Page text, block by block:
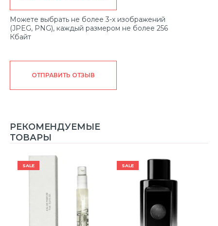
Можете выбрать не более 3-х изображений
(JPEG, PNG), каждый размером не более 256
Кбайт
ОТПРАВИТЬ ОТЗЫВ
РЕКОМЕНДУЕМЫЕ
ТОВАРЫ
SALE SALE